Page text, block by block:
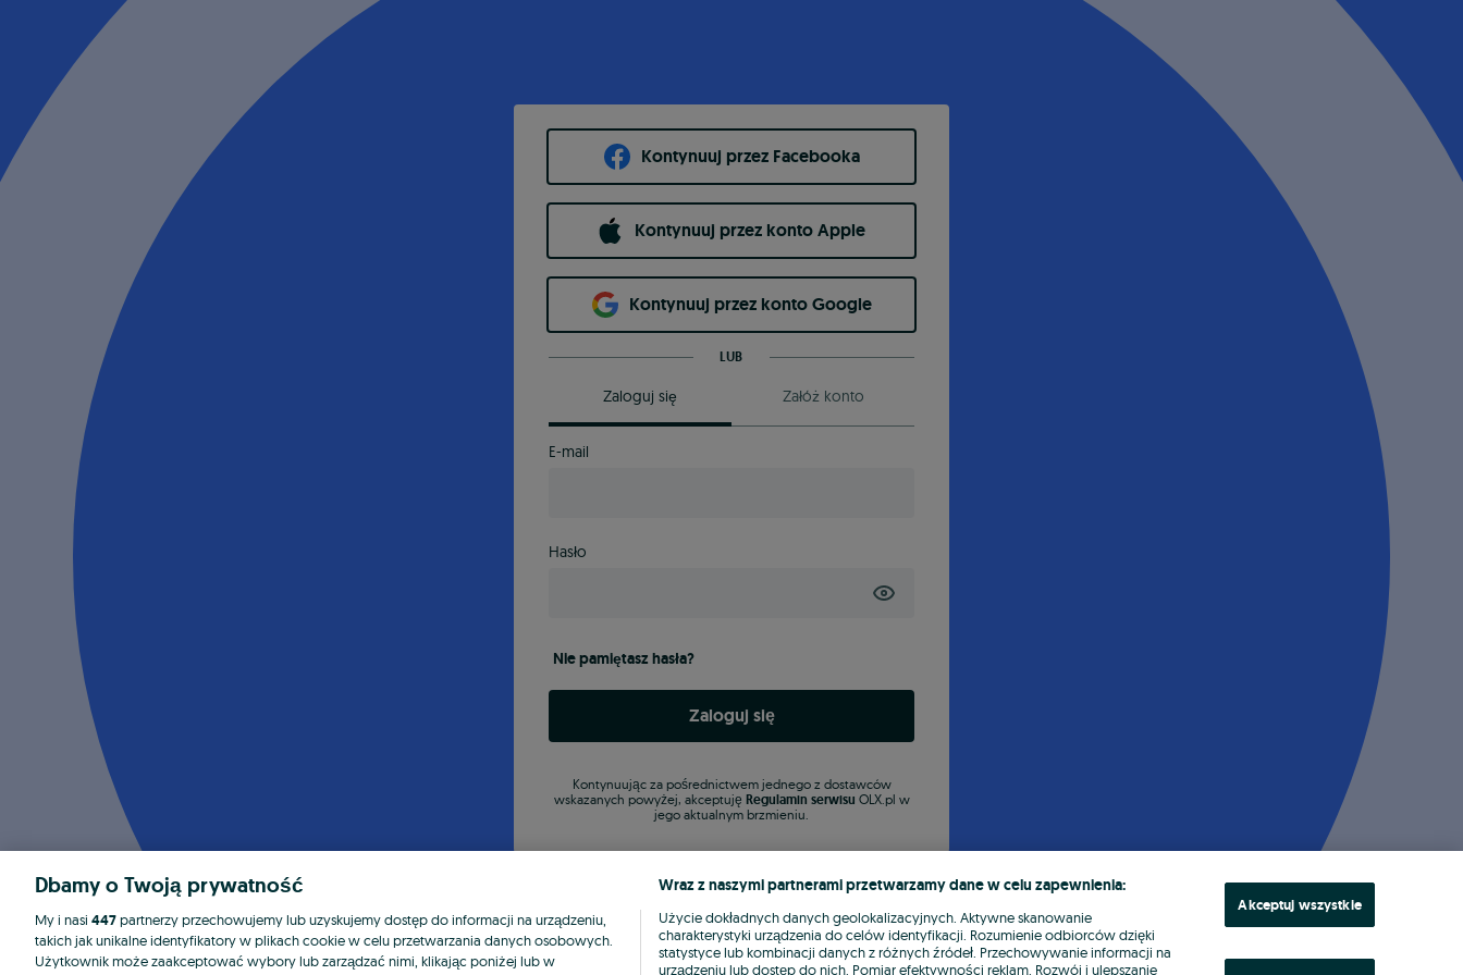
Kontynuuj przez Facebooka
Kontynuuj przez konto Apple
Kontynuuj przez konto Google
LUB
Zaloguj się Załóż konto
E-mail
Hasło
Nie pamiętasz hasła?
Zaloguj się
Kontynuując za pośrednictwem jednego z dostawców
wskazanych powyżej, akceptuję Regulamin serwisu OLX.pl w
jego aktualnym brzmieniu.
Dbamy o Twoją prywatność
My i nasi 447partnerzy przechowujemy lub uzyskujemy dostęp do informacji na urządzeniu,
takich jak unikalne identyfikatory w plikach cookie w celu przetwarzania danych osobowych.
Użytkownik może zaakceptować wybory lub zarządzać nimi, klikając poniżej lub w
Wraz z naszymi partnerami przetwarzamy dane w celu zapewnienia:
Użycie dokładnych danych geolokalizacyjnych. Aktywne skanowanie
charakterystyki urządzenia do celów identyfikacji. Rozumienie odbiorców dzięki
statystyce lub kombinacji danych z różnych źródeł. Przechowywanie informacji na
urządzeniu lub dostęp do nich. Pomiar efektywności reklam. Rozwój i ulepszanie
Akceptuj wszystkie